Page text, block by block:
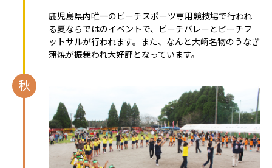
鹿児島県内唯一のビーチスポーツ専用競技場で行われ
る夏ならではのイベントで、ビーチバレーとビーチフ
ットサルが行われます。また、なんと大崎名物のうなぎ
蒲焼が振舞われ大好評となっています。
秋